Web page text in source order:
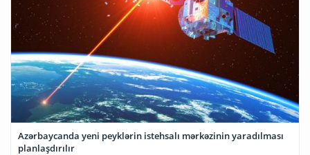
Azərbaycanda yeni peyklərin istehsalı mərkəzinin yaradılması
planlaşdırılır